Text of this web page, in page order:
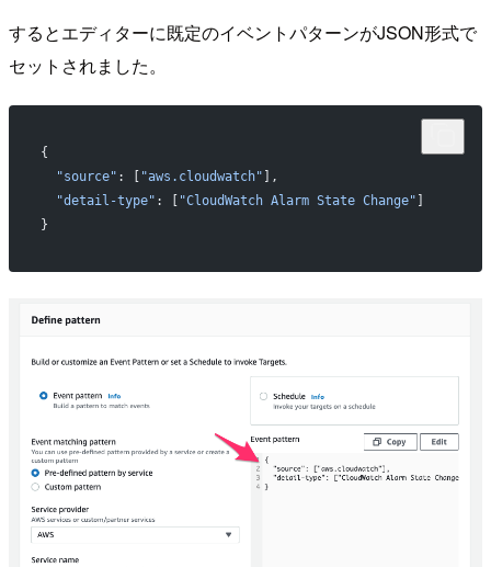
するとエディターに既定のイベントパターンがJSON形式で
セットされました。
{
  "source"
: [ "aws.cloudwatch" ],
  "detail-type"
: [ "CloudWatch Alarm State Change"
}